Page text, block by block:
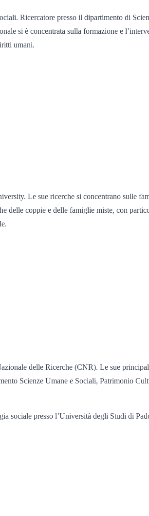
Ricercatore presso il dipartimento di
si è concentrata sulla formazione e
umani.
Le sue ricerche si concentrano sulle
delle coppie e delle famiglie miste, con
delle Ricerche (CNR). Le sue
Scienze Umane e Sociali, Patrimonio
sociale presso l’Università degli Studi di